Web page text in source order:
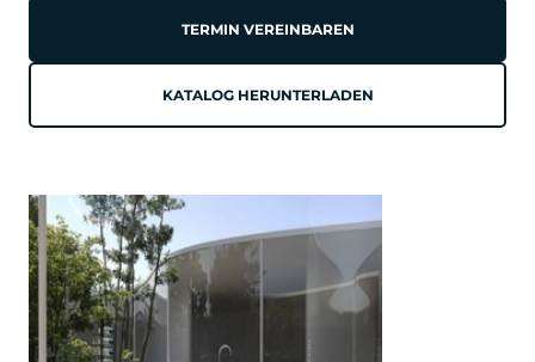
TERMIN VEREINBAREN
KATALOG HERUNTERLADEN